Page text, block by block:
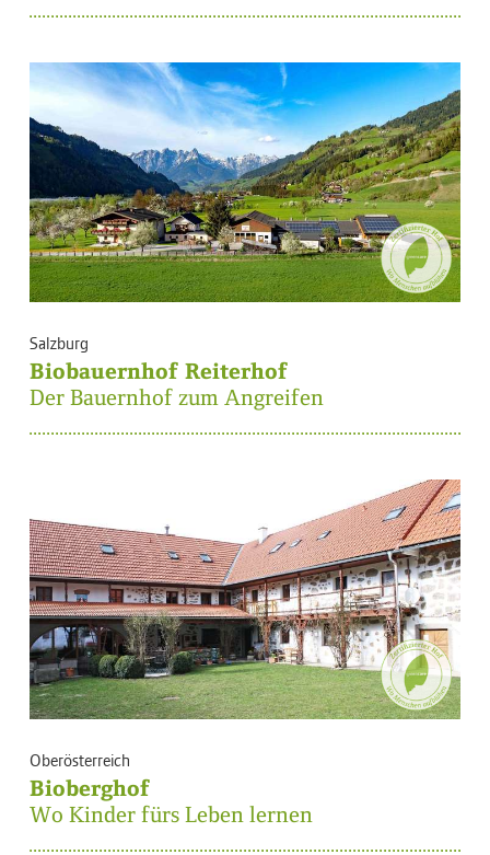
Salzburg
Biobauernhof Reiterhof
Der Bauernhof zum Angreifen
Oberösterreich
Bioberghof
Wo Kinder fürs Leben lernen